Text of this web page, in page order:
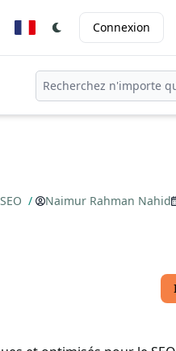
Connexion
/ Naimur Rahman Nahid